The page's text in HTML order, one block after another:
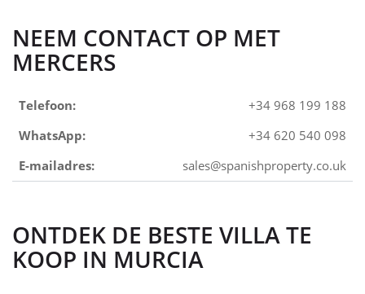
NEEM CONTACT OP MET
MERCERS
Telefoon:
+34 968 199 188
WhatsApp:
+34 620 540 098
E-mailadres:
sales@spanishproperty.co.uk
ONTDEK DE BESTE VILLA TE
KOOP IN MURCIA